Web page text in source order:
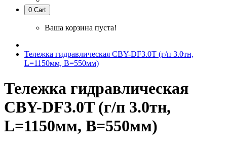
0 Cart
Ваша корзина пуста!
Тележка гидравлическая CBY-DF3.0T (г/п 3.0тн,
L=1150мм, B=550мм)
Тележка гидравлическая
CBY-DF3.0T (г/п 3.0тн,
L=1150мм, B=550мм)